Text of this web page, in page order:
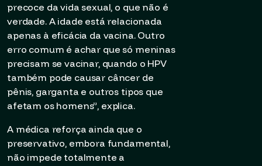
precoce da vida sexual, o que não é
verdade. A idade está relacionada
apenas à eficácia da vacina. Outro
erro comum é achar que só meninas
precisam se vacinar, quando o HPV
também pode causar câncer de
pênis, garganta e outros tipos que
afetam os homens”, explica.
A médica reforça ainda que o
preservativo, embora fundamental,
não impede totalmente a